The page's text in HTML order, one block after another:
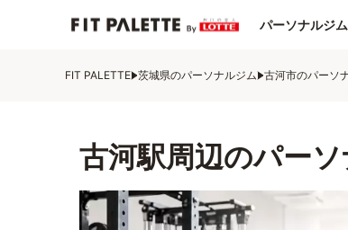
パーソナルジ
FIT PALETTE 茨城県のパーソナルジム 古河市のパーソ
古河駅周辺のパー